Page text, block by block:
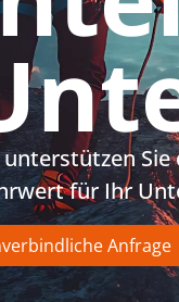
Sie
für Ihr
Anfrage